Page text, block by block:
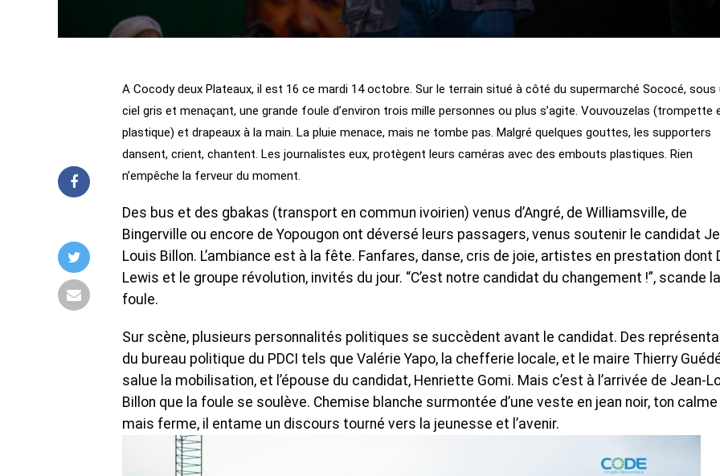
‎A Cocody deux Plateaux, il est 16 ce mardi 14 octobre. Sur le terrain situé à côté du supermarché Sococé, sous
ciel gris et menaçant, une grande foule d’environ trois mille personnes ou plus s’agite. Vouvouzelas (trompette
plastique) et drapeaux à la main. La pluie menace, mais ne tombe pas. Malgré quelques gouttes, les supporters
dansent, crient, chantent. Les journalistes eux, protègent leurs caméras avec des embouts plastiques. Rien
n’empêche la ferveur du moment.
Des bus et des gbakas (transport en commun ivoirien) venus d’Angré, de Williamsville, de
Bingerville ou encore de Yopougon ont déversé leurs passagers, venus soutenir le candidat
Louis Billon. L’ambiance est à la fête. Fanfares, danse, cris de joie, artistes en prestation dont
Lewis et le groupe révolution, invités du jour. “C’est notre candidat du changement !”, scande la
foule.
Sur scène, plusieurs personnalités politiques se succèdent avant le candidat. Des
du bureau politique du PDCI tels que Valérie Yapo, la chefferie locale, et le maire Thierry
salue la mobilisation, et l’épouse du candidat, Henriette Gomi. Mais c’est à l’arrivée de Jean-
Billon que la foule se soulève. Chemise blanche surmontée d’une veste en jean noir, ton calme
mais ferme, il entame un discours tourné vers la jeunesse et l’avenir.